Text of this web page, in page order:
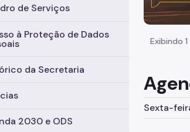
de Serviços
à Proteção de Dados
da Secretaria
2030 e ODS
Exibindo
Sexta-